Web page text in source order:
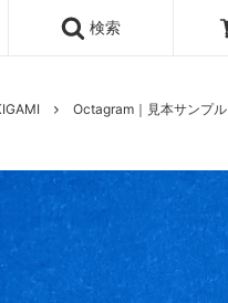
検索
Octagram｜見本サンプル